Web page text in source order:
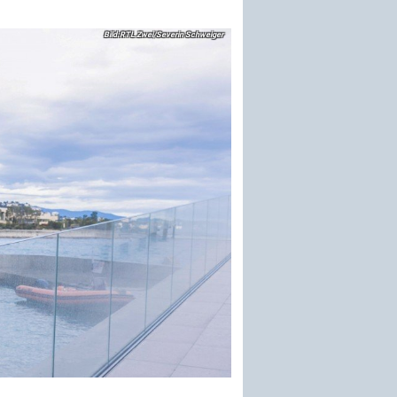
RTL Zwei/Severin Schweiger